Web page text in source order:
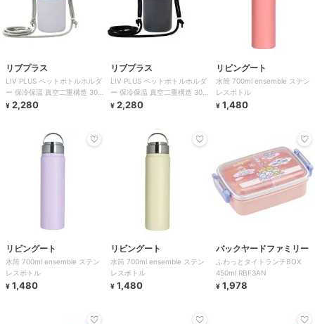
リブプラス
LIV PLUS ペットボトルホルダ
ー 保冷保温 真空二重構造 300
～650ml ショルダー
¥ 2,280
リブプラス
LIV PLUS ペットボトルホルダ
ー 保冷保温 真空二重構造 300
～650ml ショルダー
¥ 2,280
リビングート
水筒 700ml ensemble ステン
レスボトル
¥ 1,480
リビングート
水筒 700ml ensemble ステン
レスボトル
¥ 1,480
リビングート
水筒 700ml ensemble ステン
レスボトル
¥ 1,480
バックヤードファミリー
ふわっとタイトランチBOX
450ml RBF3AN
¥ 1,978